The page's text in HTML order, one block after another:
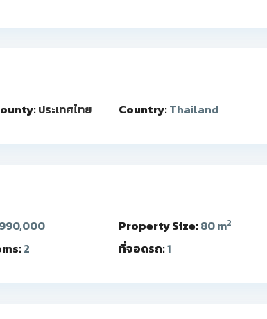
ประเทศไทย Country:Thailand
Property Size:80 m2
2 ที่จอดรถ:1